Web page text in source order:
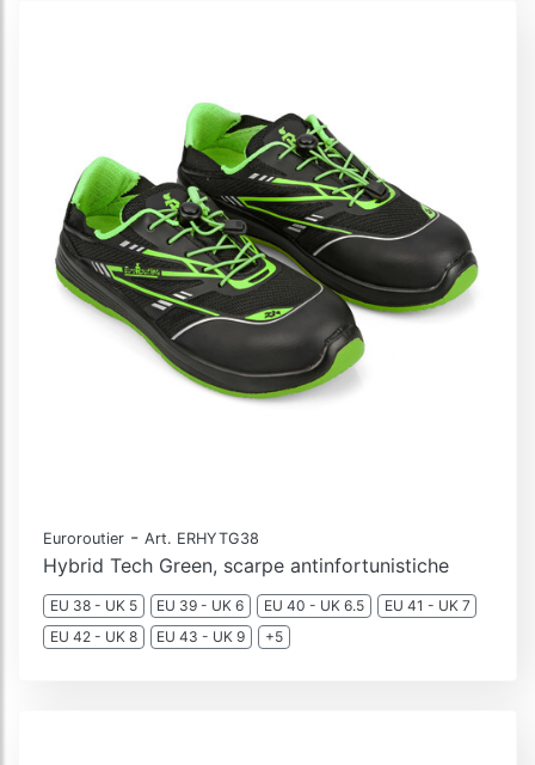
Euroroutier - Art. ERHYTG38
Hybrid Tech Green, scarpe antinfortunistiche
EU 38 - UK 5 EU 39 - UK 6 EU 40 - UK 6.5
EU 41 - UK 7
EU 42 - UK 8
EU 43 - UK 9 +5